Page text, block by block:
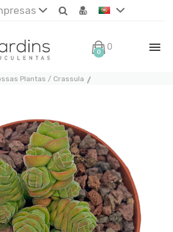
0 0€
Plantas / Crassula